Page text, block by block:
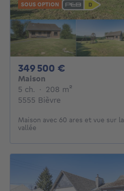
SOUS OPTION
349 500 €
Maison
5 ch. 5 chambres
· 208 m²
5555 Bièvre
Maison avec 60 ares et vue sur la
vallée